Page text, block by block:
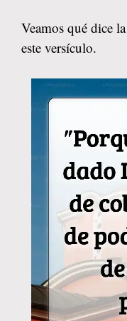
Veamos qué dice
este versículo.